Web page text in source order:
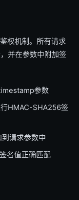
权机制。所有请求
并在参数中附加签
参数
HMAC-SHA256签
请求参数中
名值正确匹配